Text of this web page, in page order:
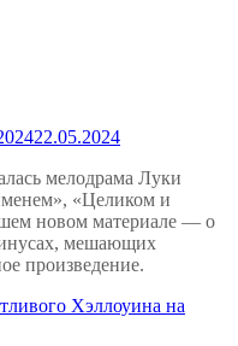
22.05.2024
мелодрама Луки
«Целиком и
новом материале — о
мешающих
произведение.